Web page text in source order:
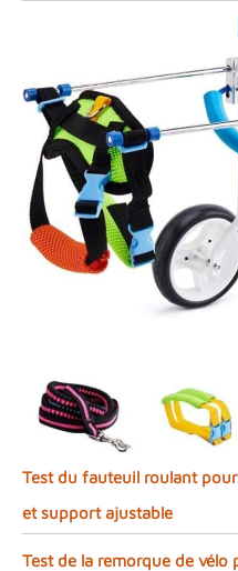
Test du fauteuil roulant
et support ajustable
Test de la remorque de vélo